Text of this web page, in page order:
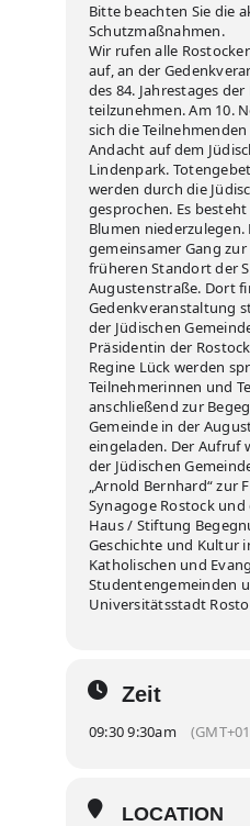
Bitte beachten Sie die
Schutzmaßnahmen.
Wir rufen alle
auf, an der
des 84. Jahrestages
teilzunehmen. Am 10.
sich die
Andacht auf dem
Lindenpark.
werden durch die
gesprochen. Es
Blumen niederzulegen.
gemeinsamer Gang
früheren Standort der
Augustenstraße. Dort
Gedenkveranstaltung
der Jüdischen
Präsidentin der
Regine Lück werden
Teilnehmerinnen und
anschließend zur
Gemeinde in der
eingeladen. Der Aufruf
der Jüdischen
„Arnold Bernhard“ zur
Synagoge Rostock und
Haus / Stiftung
Geschichte und Kultur
Katholischen und
Studentengemeinden
Universitätsstadt
Zeit
09:30 9:30am
LOCATION